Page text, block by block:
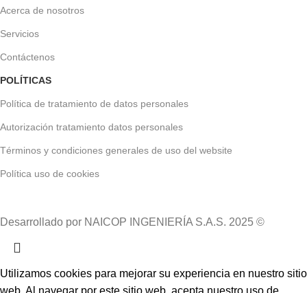
Acerca de nosotros
Servicios
Contáctenos
POLÍTICAS
Política de tratamiento de datos personales
Autorización tratamiento datos personales
Términos y condiciones generales de uso del website
Política uso de cookies
Desarrollado por NAICOP INGENIERÍA S.A.S. 2025 ©
Utilizamos cookies para mejorar su experiencia en nuestro sitio
web. Al navegar por este sitio web, acepta nuestro uso de